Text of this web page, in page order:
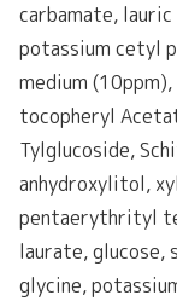
carbamate,
potassium cetyl
medium
tocopheryl
Tylglucoside,
anhydroxylitol,
pentaerythrityl
laurate, glucose,
glycine,